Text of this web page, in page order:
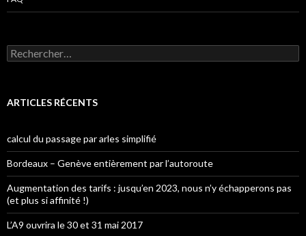
Rechercher :
ARTICLES RÉCENTS
calcul du passage par arles simplifié
Bordeaux – Genève entièrement par l’autoroute
Augmentation des tarifs : jusqu’en 2023, nous n’y échapperons pas
(et plus si affinité !)
L’A9 ouvrira le 30 et 31 mai 2017